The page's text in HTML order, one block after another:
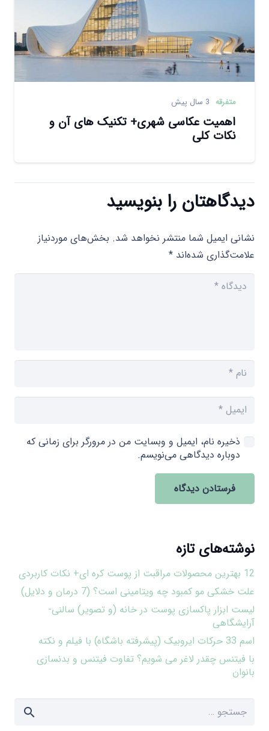
متفرقه 3 سال پیش
اهمیت عکاسی شهری+ تکنیک های آن و
نکات کلی
دیدگاهتان را بنویسید
نشانی ایمیل شما منتشر نخواهد شد. بخش‌های موردنیاز
علامت‌گذاری شده‌اند *
ذخیره نام، ایمیل و وبسایت من در مرورگر برای زمانی که
دوباره دیدگاهی می‌نویسم.
فرستادن دیدگاه
نوشته‌های تازه
12 بهترین محصولات مراقبت از پوست کره ای+ نکات کاربردی
علت خشکی مو کمبود چه ویتامینی است؟ (7 درمان و دلایل)
لیست ابزار پاکسازی پوست در خانه (و تصویر) سالنی-
آرایشگاهی
اسم 33 حرکات ایروبیک (پیشرفته باشگاه) با فیلم و نکته
با فیتنس چقدر لاغر می شویم؟ تفاوت فیتنس و بدنسازی
بانوان
جستجو